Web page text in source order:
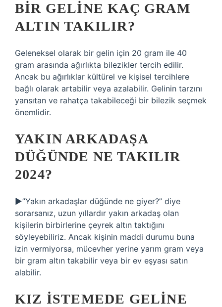
BIR GELINE KAÇ GRAM
ALTIN TAKILIR?
Geleneksel olarak bir gelin için 20 gram ile 40
gram arasında ağırlıkta bilezikler tercih edilir.
Ancak bu ağırlıklar kültürel ve kişisel tercihlere
bağlı olarak artabilir veya azalabilir. Gelinin tarzını
yansıtan ve rahatça takabileceği bir bilezik seçmek
önemlidir.
YAKIN ARKADAŞA
DÜĞÜNDE NE TAKILIR
2024?
►”Yakın arkadaşlar düğünde ne giyer?” diye
sorarsanız, uzun yıllardır yakın arkadaş olan
kişilerin birbirlerine çeyrek altın taktığını
söyleyebiliriz. Ancak kişinin maddi durumu buna
izin vermiyorsa, mücevher yerine yarım gram veya
bir gram altın takabilir veya bir ev eşyası satın
alabilir.
KIZ ISTEMEDE GELINE